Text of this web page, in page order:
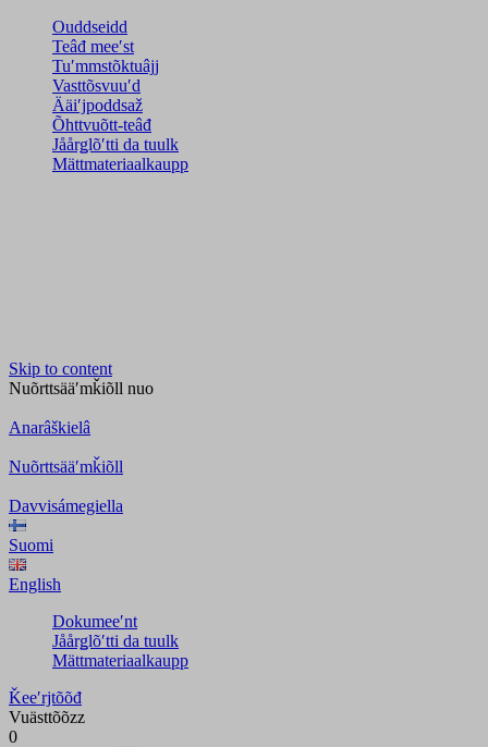
Ouddseidd
Teâđ meeʹst
Tuʹmmstõktuâjj
Vasttõsvuuʹd
Ääiʹjpoddsaž
Õhttvuõtt-teâđ
Jåårǥlõʹtti da tuulk
Mättmateriaalkaupp
Skip to content
Nuõrttsääʹmǩiõll nuo
Anarâškielâ
Nuõrttsääʹmǩiõll
Davvisámegiella
Suomi
English
Dokumeeʹnt
Jåårǥlõʹtti da tuulk
Mättmateriaalkaupp
Ǩeeʹrjtõõđ
Vuästtõõzz
0